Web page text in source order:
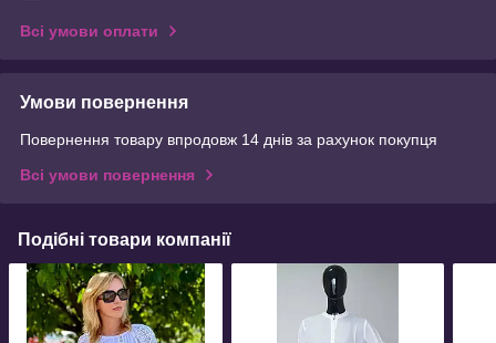
Всі умови оплати
Умови повернення
Повернення товару впродовж 14 днів за рахунок покупця
Всі умови повернення
Подібні товари компанії